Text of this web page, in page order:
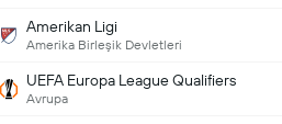
Amerikan Ligi
Amerika Birleşik Devletleri
UEFA Europa League Qualifiers
Avrupa